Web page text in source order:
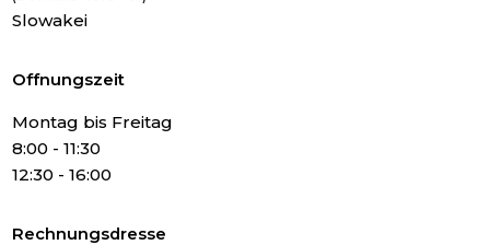
Slowakei
Offnungszeit
Montag bis Freitag
8:00 - 11:30
12:30 - 16:00
Rechnungsdresse